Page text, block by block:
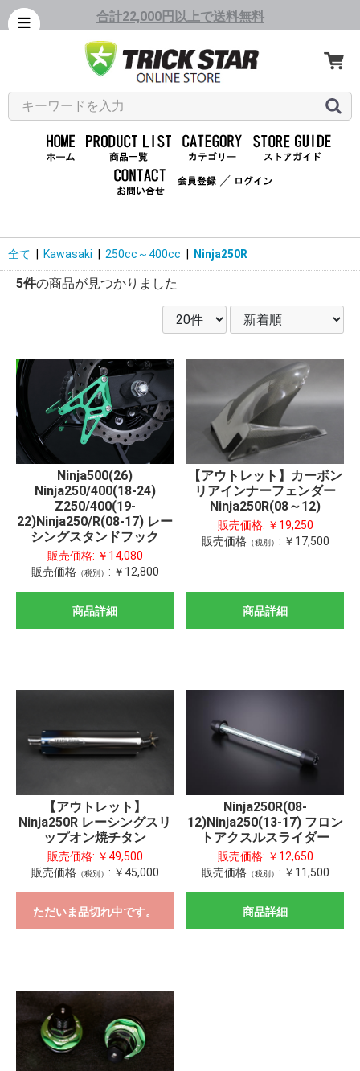
合計22,000円以上で送料無料
／
全て Kawasaki 250cc～400cc Ninja250R
5件の商品が見つかりました
Ninja500(26)
Ninja250/400(18-24)
Z250/400(19-
22)Ninja250/R(08-17) レー
シングスタンドフック
販売価格: ￥14,080
販売価格（税別） : ￥12,800
商品詳細
【アウトレット】カーボン
リアインナーフェンダー
Ninja250R(08～12)
販売価格: ￥19,250
販売価格（税別） : ￥17,500
商品詳細
【アウトレット】
Ninja250R レーシングスリ
ップオン焼チタン
販売価格: ￥49,500
販売価格（税別） : ￥45,000
ただいま品切れ中です。
Ninja250R(08-
12)Ninja250(13-17) フロン
トアクスルスライダー
販売価格: ￥12,650
販売価格（税別） : ￥11,500
商品詳細